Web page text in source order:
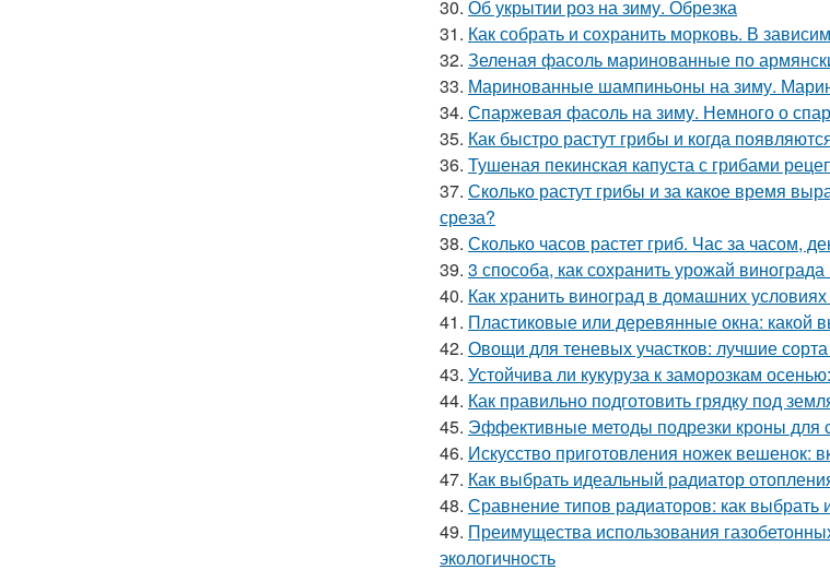
30. Об укрытии роз на зиму. Обрезка
31. Как собрать и сохранить морковь. В
32. Зеленая фасоль маринованные по
33. Маринованные шампиньоны на зиму.
34. Спаржевая фасоль на зиму. Немного о
35. Как быстро растут грибы и когда
36. Тушеная пекинская капуста с грибами
37. Сколько растут грибы и за какое время
среза?
38. Сколько часов растет гриб. Час за часом,
39. 3 способа, как сохранить урожай
40. Как хранить виноград в домашних
41. Пластиковые или деревянные окна: какой
42. Овощи для теневых участков: лучшие сорта
43. Устойчива ли кукуруза к заморозкам
44. Как правильно подготовить грядку под
45. Эффективные методы подрезки кроны для
46. Искусство приготовления ножек вешенок:
47. Как выбрать идеальный радиатор
48. Сравнение типов радиаторов: как
49. Преимущества использования
экологичность